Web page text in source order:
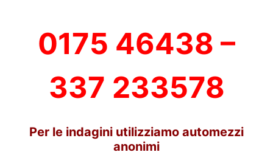
0175 46438 –
337 233578
Per le indagini utilizziamo automezzi
anonimi